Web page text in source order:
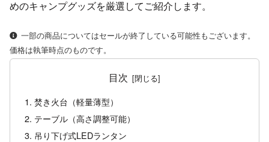
めのキャンプグッズを厳選してご紹介します。
一部の商品についてはセールが終了している可能性もございます。
価格は執筆時点のものです。
目次
焚き火台（軽量薄型）
テーブル（高さ調整可能）
吊り下げ式LEDランタン